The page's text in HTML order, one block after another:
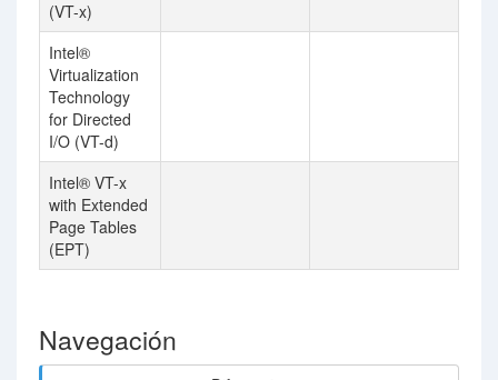
(VT-x)
Intel®
Virtualization
Technology
for Directed
I/O (VT-d)
Intel® VT-x
with Extended
Page Tables
(EPT)
Navegación